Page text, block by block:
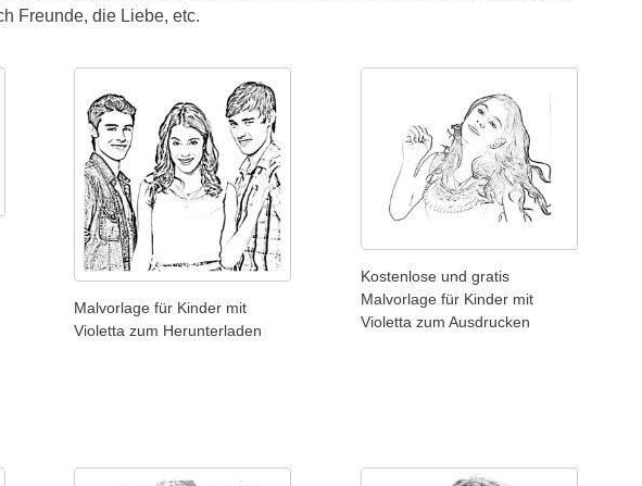
Freunde, die Liebe, etc.
Malvorlage für Kinder mit
Violetta zum Herunterladen
Kostenlose und gratis
Malvorlage für Kinder mit
Violetta zum Ausdrucken